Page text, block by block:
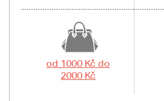
od 1000 Kč do
2000 Kč